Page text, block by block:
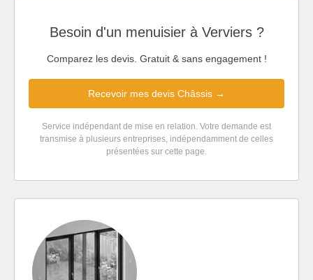
Besoin d'un menuisier à Verviers ?
Comparez les devis. Gratuit & sans engagement !
Recevoir mes devis Châssis →
Service indépendant de mise en relation. Votre demande est
transmise à plusieurs entreprises, indépendamment de celles
présentées sur cette page.